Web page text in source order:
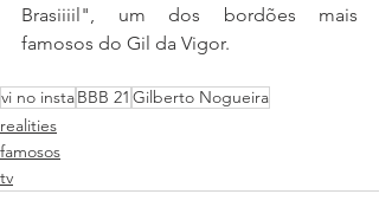
Brasiiiil", um dos bordões mais
famosos do Gil da Vigor.
vi no instaBBB 21 Gilberto Nogueira
realities
famosos
tv